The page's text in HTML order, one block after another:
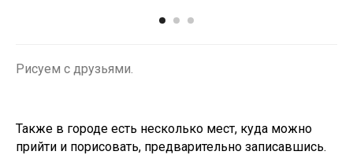
Рисуем с друзьями.
Также в городе есть несколько мест, куда можно
прийти и порисовать, предварительно записавшись.